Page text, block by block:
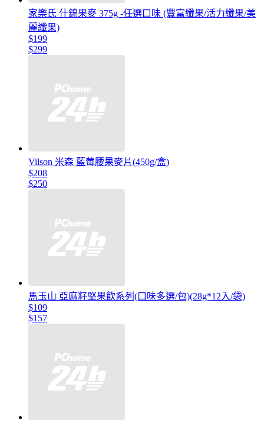
家樂氏 什錦果麥 375g -任選口味 (豐富纖果/活力纖果/美
麗纖果)
$199
$299
Vilson 米森 藍莓腰果麥片(450g/盒)
$208
$250
馬玉山 亞麻籽堅果飲系列(口味多選/包)(28g*12入/袋)
$109
$157